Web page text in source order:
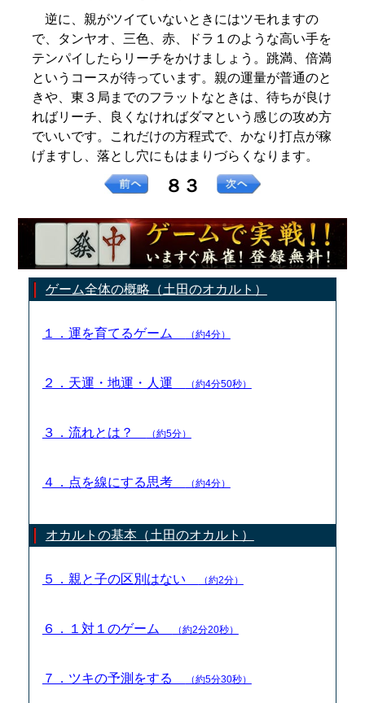
逆に、親がツイていないときにはツモれますの
で、タンヤオ、三色、赤、ドラ１のような高い手を
テンパイしたらリーチをかけましょう。跳満、倍満
というコースが待っています。親の運量が普通のと
きや、東３局までのフラットなときは、待ちが良け
ればリーチ、良くなければダマという感じの攻め方
でいいです。これだけの方程式で、かなり打点が稼
げますし、落とし穴にもはまりづらくなります。
８３
ゲーム全体の概略（土田のオカルト）
１．運を育てるゲーム （約4分）
２．天運・地運・人運 （約4分50秒）
３．流れとは？ （約5分）
４．点を線にする思考 （約4分）
オカルトの基本（土田のオカルト）
５．親と子の区別はない （約2分）
６．１対１のゲーム （約2分20秒）
７．ツキの予測をする （約5分30秒）